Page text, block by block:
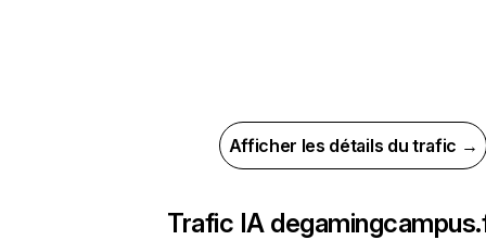
Afficher les détails du trafic →
Trafic IA de